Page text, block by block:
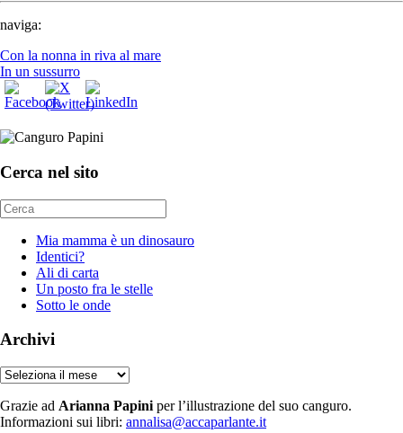
naviga:
Con la nonna in riva al mare
In un sussurro
Cerca nel sito
Mia mamma è un dinosauro
Identici?
Ali di carta
Un posto fra le stelle
Sotto le onde
Archivi
Archivi
Grazie ad Arianna Papini per l’illustrazione del suo canguro.
Informazioni sui libri: annalisa@accaparlante.it